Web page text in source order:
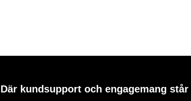
Där kundsupport och engagemang